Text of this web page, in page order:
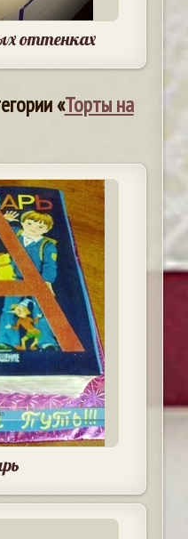
оттенках
«Торты на